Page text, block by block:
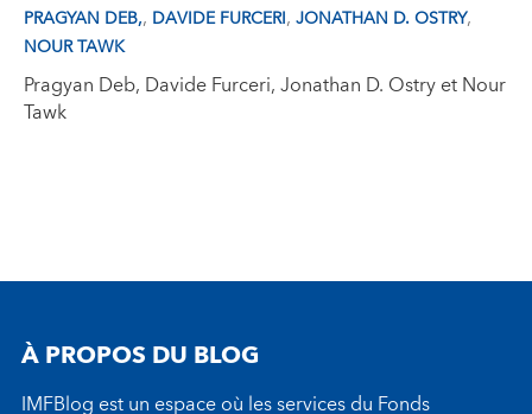
PRAGYAN DEB,, DAVIDE FURCERI, JONATHAN D. OSTRY,
NOUR TAWK
Pragyan Deb, Davide Furceri, Jonathan D. Ostry et Nour
Tawk
À PROPOS DU BLOG
IMFBlog est un espace où les services du Fonds